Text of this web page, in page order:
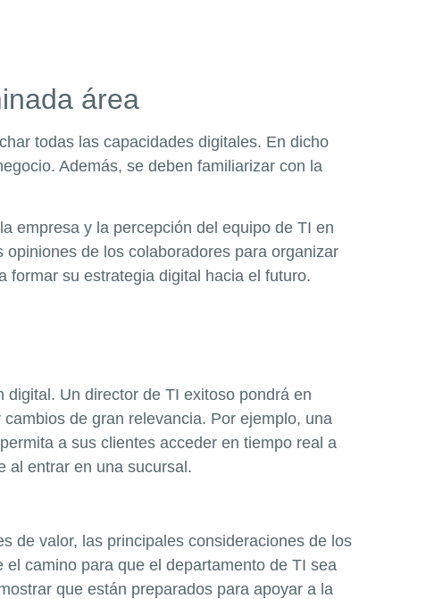
área
todas las capacidades digitales. En dicho
Además, se deben familiarizar con la
empresa y la percepción del equipo de TI en
de los colaboradores para organizar
formar su estrategia digital hacia el futuro.
Un director de TI exitoso pondrá en
de gran relevancia. Por ejemplo, una
a sus clientes acceder en tiempo real a
al entrar en una sucursal.
de valor, las principales consideraciones de los
camino para que el departamento de TI sea
que están preparados para apoyar a la